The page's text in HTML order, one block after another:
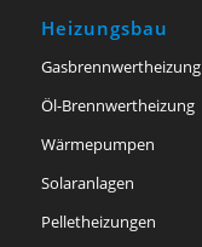
Heizungsbau
Gasbrennwertheizung
Öl-Brennwertheizung
Wärmepumpen
Solaranlagen
Pelletheizungen